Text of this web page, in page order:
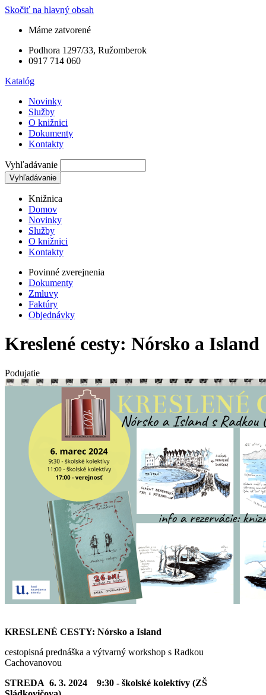
Skočiť na hlavný obsah
Máme zatvorené
Podhora 1297/33, Ružomberok
0917 714 060
Katalóg
Novinky
Služby
O knižnici
Dokumenty
Kontakty
Vyhľadávanie
Knižnica
Domov
Novinky
Služby
O knižnici
Kontakty
Povinné zverejnenia
Dokumenty
Zmluvy
Faktúry
Objednávky
Kreslené cesty: Nórsko a Island
Podujatie
KRESLENÉ CESTY: Nórsko a Island
cestopisná prednáška a výtvarný workshop s Radkou
Cachovanovou
STREDA 6. 3. 2024 9:30 - školské kolektívy (ZŠ